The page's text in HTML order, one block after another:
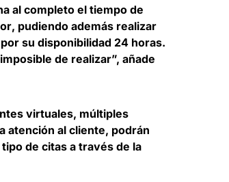
al completo el tiempo de
, pudiendo además realizar
su disponibilidad 24 horas.
de realizar”, añade
virtuales, múltiples
atención al cliente, podrán
de citasa través de la